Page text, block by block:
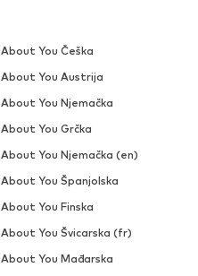
About You Češka
About You Austrija
About You Njemačka
About You Grčka
About You Njemačka (en)
About You Španjolska
About You Finska
About You Švicarska (fr)
About You Mađarska